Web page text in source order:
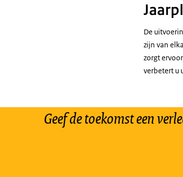
De
zijn van
zorgt
verbetert u
Geef de toekomst een